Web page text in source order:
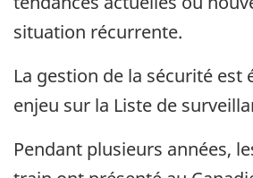
situation récurrente.
La gestion de la sécurité est
enjeu sur la Liste de
Pendant plusieurs années,